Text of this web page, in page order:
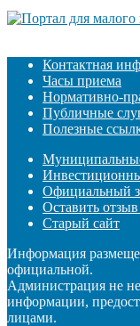
Контактная
Часы приема
Нормативно-
Публичные
Полезные
Официальный
Оставить отзыв
Старый сайт
Информация
официальной.
Администрация не
информации,
лицами.